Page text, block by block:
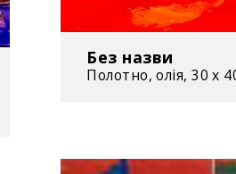
Без назви
Полотно, олія, 30 х